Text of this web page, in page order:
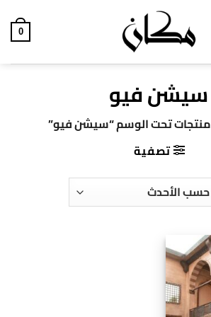
0
سيشن فيو
منتجات تحت الوسم “سيشن فيو”
تصفية